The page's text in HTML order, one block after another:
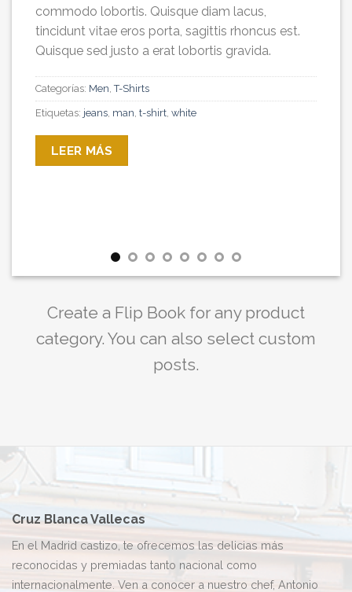
commodo lobortis. Quisque diam lacus,
tincidunt vitae eros porta, sagittis rhoncus est.
Quisque sed justo a erat lobortis gravida.
Categorías: Men,T-Shirts
Etiquetas: jeans, man, t-shirt, white
LEER MÁS
Create a Flip Book for any product
category. You can also select custom
posts.
Cruz Blanca Vallecas
En el Madrid castizo, te ofrecemos las delicias más
reconocidas y premiadas tanto nacional como
internacionalmente. Ven a conocer a nuestro chef, Antonio